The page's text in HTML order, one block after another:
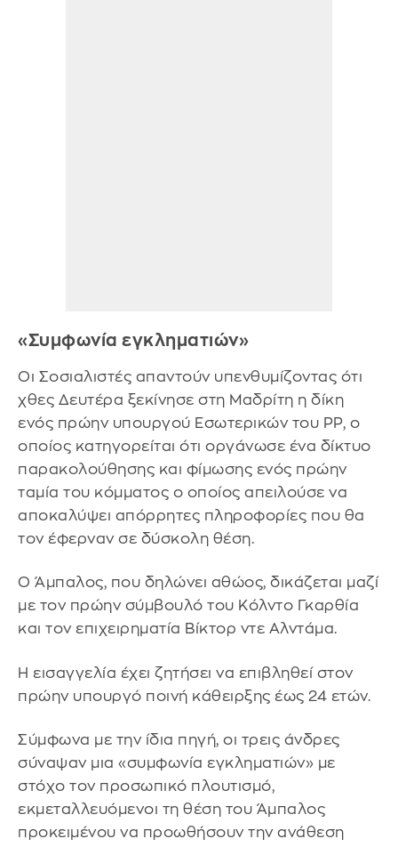
«Συμφωνία εγκληματιών»
Οι Σοσιαλιστές απαντούν υπενθυμίζοντας ότι
χθες Δευτέρα ξεκίνησε στη Μαδρίτη η δίκη
ενός πρώην υπουργού Εσωτερικών του PP, ο
οποίος κατηγορείται ότι οργάνωσε ένα δίκτυο
παρακολούθησης και φίμωσης ενός πρώην
ταμία του κόμματος ο οποίος απειλούσε να
αποκαλύψει απόρρητες πληροφορίες που θα
τον έφερναν σε δύσκολη θέση.
Ο Άμπαλος, που δηλώνει αθώος, δικάζεται μαζί
με τον πρώην σύμβουλό του Κόλντο Γκαρθία
και τον επιχειρηματία Βίκτορ ντε Αλντάμα.
Η εισαγγελία έχει ζητήσει να επιβληθεί στον
πρώην υπουργό ποινή κάθειρξης έως 24 ετών.
Σύμφωνα με την ίδια πηγή, οι τρεις άνδρες
σύναψαν μια «συμφωνία εγκληματιών» με
στόχο τον προσωπικό πλουτισμό,
εκμεταλλευόμενοι τη θέση του Άμπαλος
προκειμένου να προωθήσουν την ανάθεση